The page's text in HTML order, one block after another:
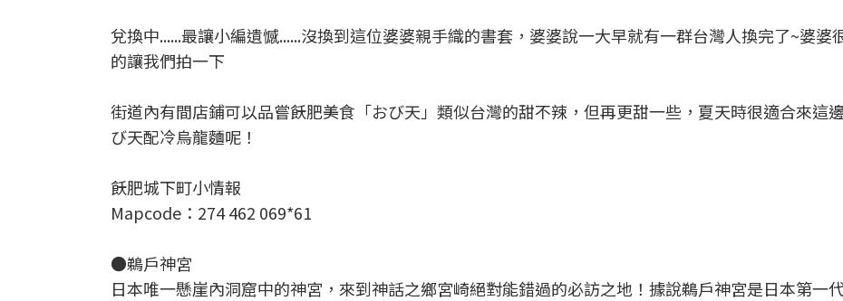
兌換中......最讓小編遺憾......沒換到這位婆婆親手織的書套，婆婆說一大早就有一群台灣人換完了~婆婆
的讓我們拍一下
街道內有間店鋪可以品嘗飫肥美食「おび天」類似台灣的甜不辣，但再更甜一些，夏天時很適合來這
び天配冷烏龍麵呢！
飫肥城下町小情報
Mapcode：274 462 069*61
●鵜戶神宮
日本唯一懸崖內洞窟中的神宮，來到神話之鄉宮崎絕對能錯過的必訪之地！據說鵜戶神宮是日本第一